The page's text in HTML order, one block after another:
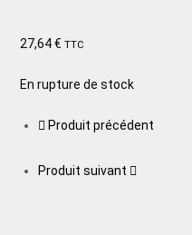
27,64€ TTC
En rupture de stock
Produit précédent
Produit suivant